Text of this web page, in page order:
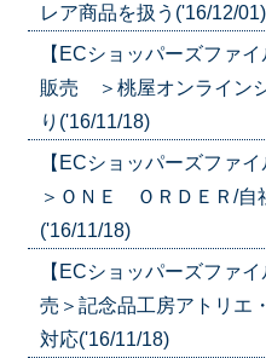
レア商品を扱う('16/12/01)
【ECショッパーズファ
販売 ＞桃屋オンライン
り('16/11/18)
【ECショッパーズファ
＞ＯＮＥ ＯＲＤＥＲ/自
('16/11/18)
【ECショッパーズファ
売＞記念品工房アトリエ
対応('16/11/18)